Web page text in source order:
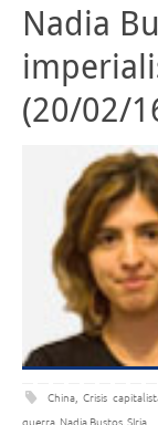
Nadia
(20/02/
China,Crisis